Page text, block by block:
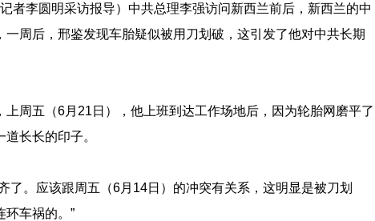
者李圆明采访报导）中共总理李强访问新西兰前后，新西兰的中
周后，邢鉴发现车胎疑似被用刀划破，这引发了他对中共长期
周五（6月21日），他上班到达工作场地后，因为轮胎网磨平了
长长的印子。
了。应该跟周五（6月14日）的冲突有关系，这明显是被刀划
环车祸的。”